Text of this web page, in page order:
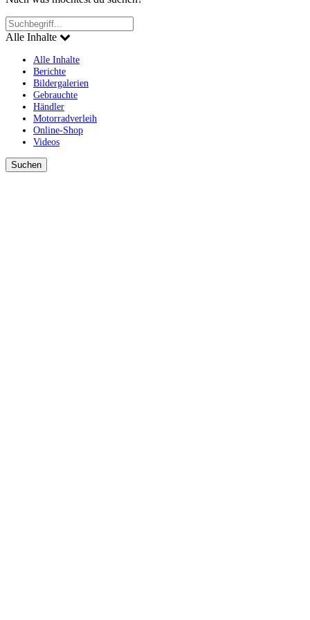
Alle Inhalte
Alle Inhalte
Berichte
Bildergalerien
Gebrauchte
Händler
Motorradverleih
Online-Shop
Videos
Suchen